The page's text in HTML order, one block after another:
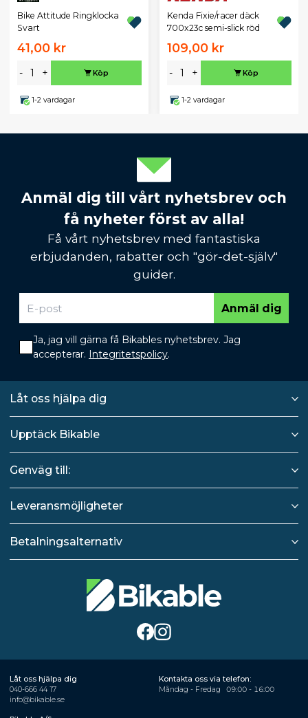
Bike Attitude Ringklocka
Svart
41,00 kr
- + Köp
1-2 vardagar
Kenda Fixie/racer däck
700x23c semi-slick röd
109,00 kr
- + Köp
1-2 vardagar
Anmäl dig till vårt nyhetsbrev och
få nyheter först av alla!
Få vårt nyhetsbrev med fantastiska
erbjudanden, rabatter och "gör-det-själv"
guider.
Anmäl dig
Ja, jag vill gärna få Bikables nyhetsbrev. Jag
accepterar. Integritetspolicy.
Låt oss hjälpa dig
Upptäck Bikable
Genväg till:
Leveransmöjligheter
Betalningsalternativ
Låt oss hjälpa dig
040-666 44 17
info@bikable.se
Kontakta oss via telefon:
Måndag - Fredag
09:00 - 16:00